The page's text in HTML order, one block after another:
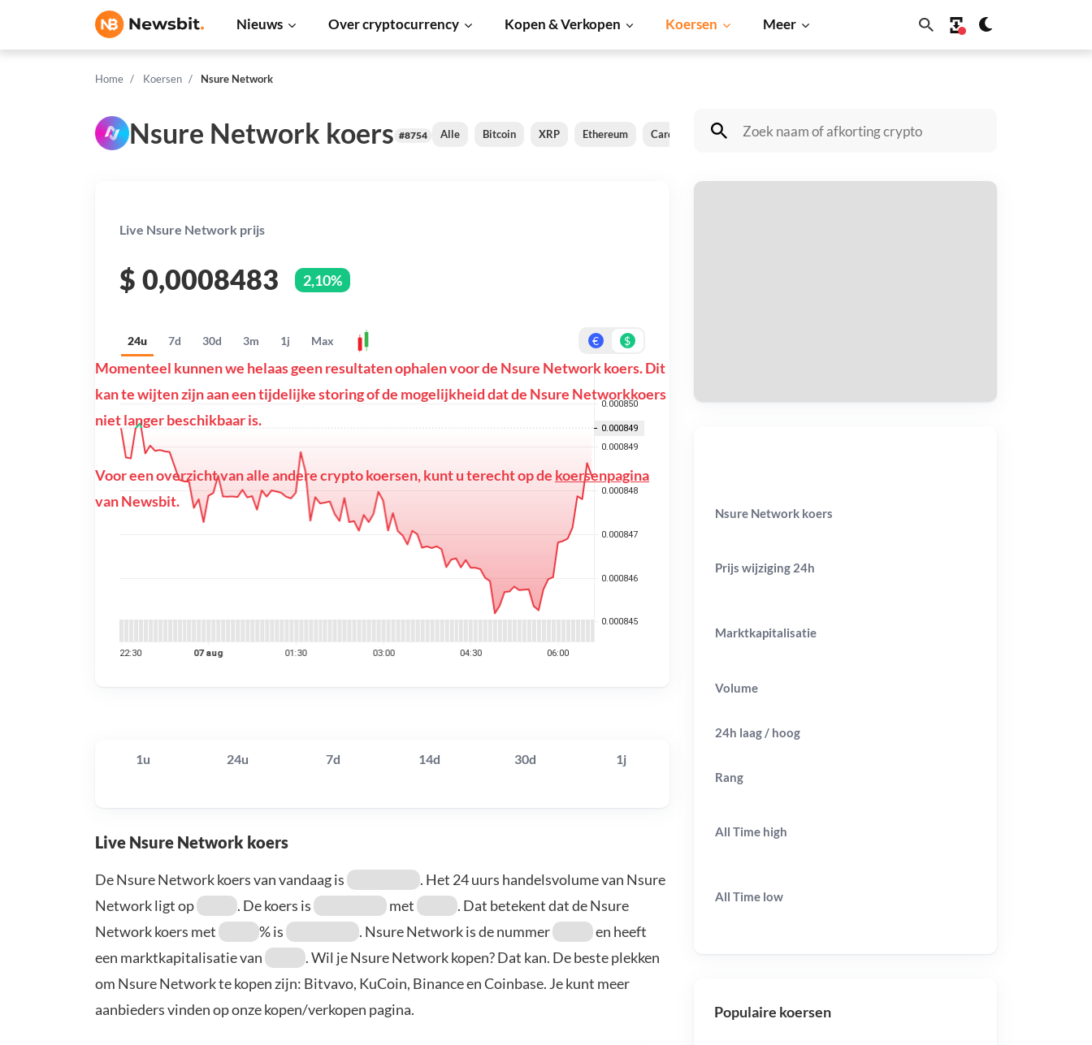
Nieuws Over cryptocurrency Kopen & Verkopen Koersen Meer
Home Koersen Nsure Network
Nsure Network koers #8754 Alle Bitcoin XRP Ethereum Cardano Shiba Inu Dogecoin Solana BNB
Live Nsure Network prijs
$ 0,0008483 2,10%
24u 7d 30d 3m 1j Max € $
Momenteel kunnen we helaas geen resultaten ophalen voor de Nsure Network koers. Dit
kan te wijten zijn aan een tijdelijke storing of de mogelijkheid dat de Nsure Networkkoers
niet langer beschikbaar is.
Voor een overzicht van alle andere crypto koersen, kunt u terecht op de koersenpagina
van Newsbit.
1u 24u 7d 14d 30d 1j
Live Nsure Network koers
De Nsure Network koers van vandaag is
. Het 24 uurs handelsvolume van Nsure
Network ligt op
. De koers is met
. Dat betekent dat de Nsure
Network koers met
% is . Nsure Network is de nummer
en heeft
een marktkapitalisatie van
. Wil je Nsure Network kopen? Dat kan. De beste plekken
om Nsure Network te kopen zijn: Bitvavo, KuCoin, Binance en Coinbase. Je kunt meer
aanbieders vinden op onze kopen/verkopen pagina.
Nsure Network koers
Prijs wijziging 24h
Marktkapitalisatie
Volume
24h laag / hoog
Rang
All Time high
All Time low
Populaire koersen